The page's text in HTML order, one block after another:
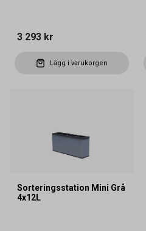
3 293 kr
Lägg i varukorgen
Sorteringsstation Mini Grå
4x12L